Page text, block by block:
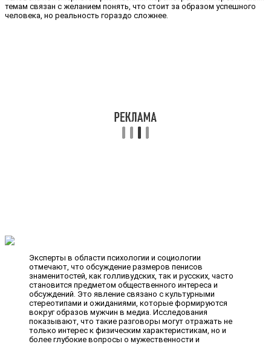
темам связан с желанием понять, что стоит за образом успешного
человека, но реальность гораздо сложнее.
Эксперты в области психологии и социологии
отмечают, что обсуждение размеров пенисов
знаменитостей, как голливудских, так и русских, часто
становится предметом общественного интереса и
обсуждений. Это явление связано с культурными
стереотипами и ожиданиями, которые формируются
вокруг образов мужчин в медиа. Исследования
показывают, что такие разговоры могут отражать не
только интерес к физическим характеристикам, но и
более глубокие вопросы о мужественности и